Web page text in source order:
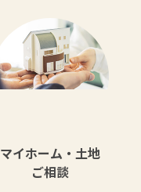
マイホーム・土地
ご相談